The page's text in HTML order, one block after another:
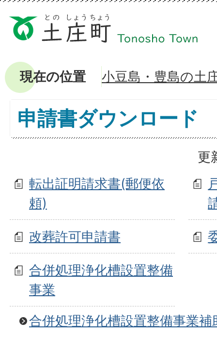
現在の位置 小豆島・豊島の土
申請書ダウンロード
更
転出証明請求書(郵便依
頼)
改葬許可申請書
合併処理浄化槽設置整備
事業
合併処理浄化槽設置整備事業補